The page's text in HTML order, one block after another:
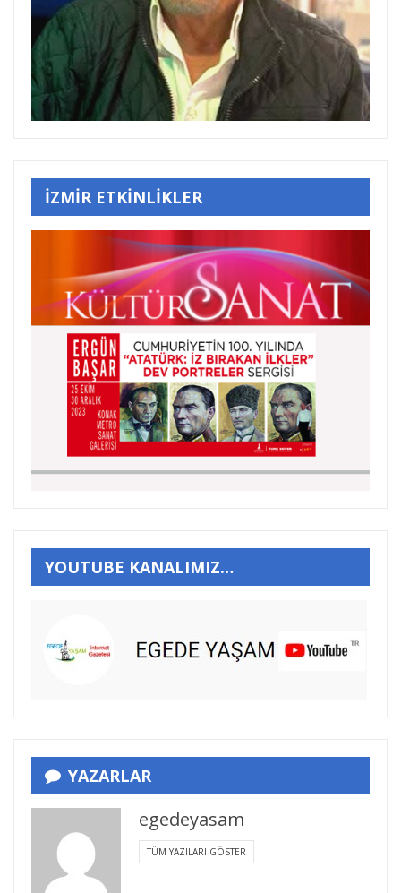
İZMİR ETKİNLİKLER
YOUTUBE KANALIMIZ…
YAZARLAR
egedeyasam
TÜM YAZILARI GÖSTER